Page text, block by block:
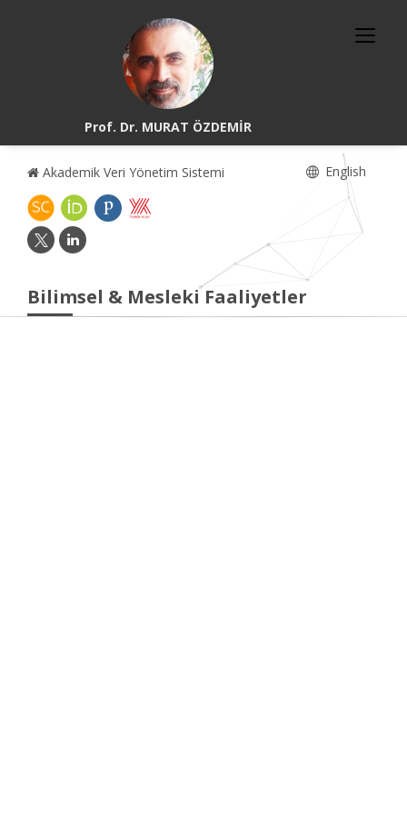
Prof. Dr. MURAT ÖZDEMİR
Akademik Veri Yönetim Sistemi English
Bilimsel & Mesleki Faaliyetler